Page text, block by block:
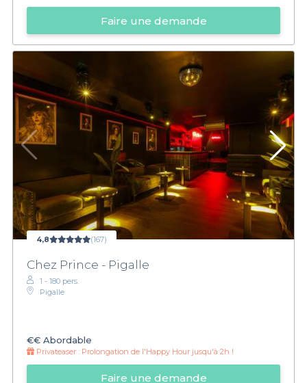
Faire une demande
4,8 (167)
Chez Prince - Pigalle
1 - 180 pers.
Pigalle
€€ Abordable
Privateaser : Prolongation de l'Happy Hour jusqu'à 2h !
Faire une demande